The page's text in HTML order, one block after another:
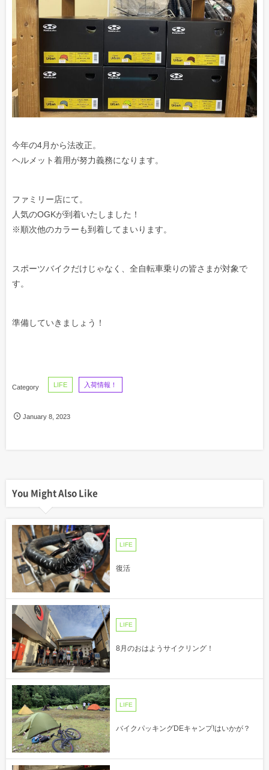
今年の4月から法改正。
ヘルメット着用が努力義務になります。
ファミリー店にて。
人気のOGKが到着いたしました！
※順次他のカラーも到着してまいります。
スポーツバイクだけじゃなく、全自転車乗りの皆さまが対象で
す。
準備していきましょう！
LIFE 入荷情報！
January 8 ,2023
You Might Also Like
LIFE
復活
LIFE
8月のおはようサイクリング！
LIFE
バイクパッキングDEキャンプ!はいかが？